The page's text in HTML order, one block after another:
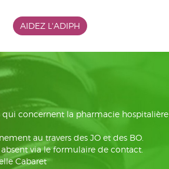
AIDEZ L'ADIPH
qui concernent la pharmacie hospitalière
au travers des JO et des BO.
via le formulaire de contact.
Cabaret